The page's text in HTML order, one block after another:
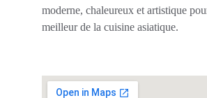
moderne, chaleureux et artistique
meilleur de la cuisine asiatique.